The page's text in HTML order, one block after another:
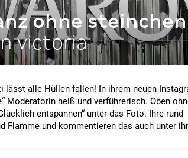
ohne steinchen
victoria
lässt alle Hüllen fallen! In ihrem neuen
Moderatorin heiß und verführerisch. Oben
entspannen“ unter das Foto. Ihre rund
Flamme und kommentieren das auch unter